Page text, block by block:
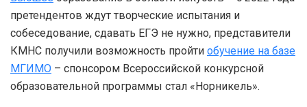
претендентов ждут творческие испытания и
собеседование, сдавать ЕГЭ не нужно, представители
КМНС получили возможность пройти обучение на базе
МГИМО – спонсором Всероссийской конкурсной
образовательной программы стал «Норникель».